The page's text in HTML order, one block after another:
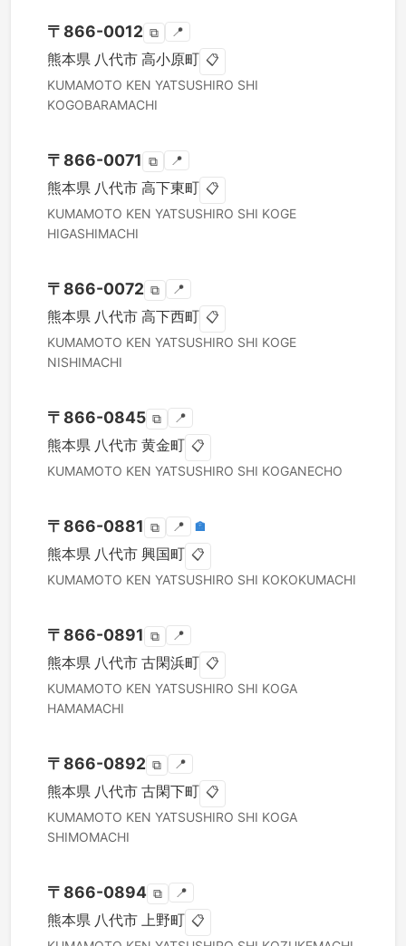
〒 866-0012 ⧉ 📍
熊本県 八代市 高小原町 📋
KUMAMOTO KEN YATSUSHIRO SHI
KOGOBARAMACHI
〒 866-0071 ⧉ 📍
熊本県 八代市 高下東町 📋
KUMAMOTO KEN YATSUSHIRO SHI KOGE
HIGASHIMACHI
〒 866-0072 ⧉ 📍
熊本県 八代市 高下西町 📋
KUMAMOTO KEN YATSUSHIRO SHI KOGE
NISHIMACHI
〒 866-0845 ⧉ 📍
熊本県 八代市 黄金町 📋
KUMAMOTO KEN YATSUSHIRO SHI KOGANECHO
〒 866-0881 ⧉ 📍 🏣
熊本県 八代市 興国町 📋
KUMAMOTO KEN YATSUSHIRO SHI KOKOKUMACHI
〒 866-0891 ⧉ 📍
熊本県 八代市 古閑浜町 📋
KUMAMOTO KEN YATSUSHIRO SHI KOGA
HAMAMACHI
〒 866-0892 ⧉ 📍
熊本県 八代市 古閑下町 📋
KUMAMOTO KEN YATSUSHIRO SHI KOGA
SHIMOMACHI
〒 866-0894 ⧉ 📍
熊本県 八代市 上野町 📋